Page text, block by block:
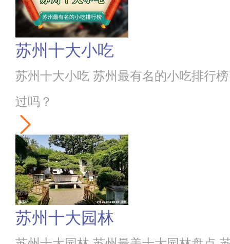
苏州十大小吃
苏州十大小吃 苏州最有名的小吃排行
过吗？
苏州十大园林